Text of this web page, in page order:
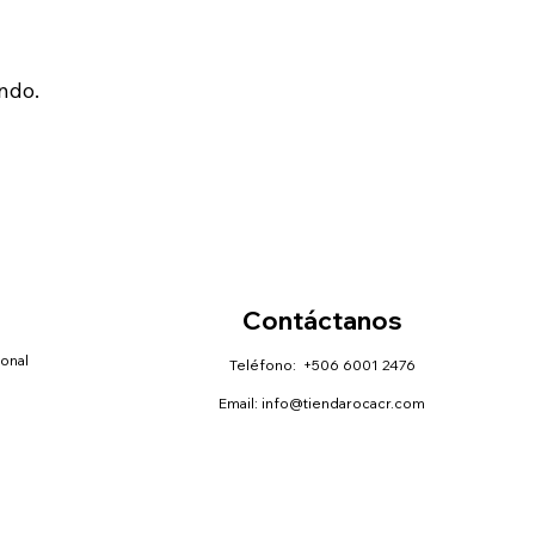
Contáctanos
Teléfono: +506 6001 2476
Email: info@tiendarocacr.com